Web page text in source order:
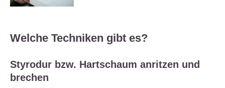
Welche Techniken gibt es?
Styrodur bzw. Hartschaum anritzen und
brechen